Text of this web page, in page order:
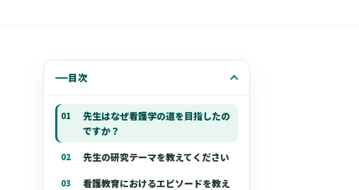
目次
先生はなぜ看護学の道を目指したの
ですか？
先生の研究テーマを教えてください
看護教育におけるエピソードを教え